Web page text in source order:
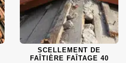
SCELLEMENT DE
FAÎTIÈRE FAÎTAGE 40